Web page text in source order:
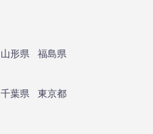
山形県
福島県
千葉県
東京都